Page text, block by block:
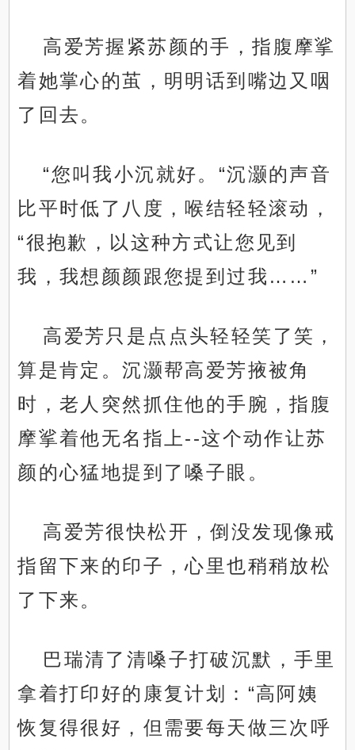
高爱芳握紧苏颜的手，指腹摩挲
着她掌心的茧，明明话到嘴边又咽
了回去。
“您叫我小沉就好。“沉灏的声音
比平时低了八度，喉结轻轻滚动，
“很抱歉，以这种方式让您见到
我，我想颜颜跟您提到过我……”
高爱芳只是点点头轻轻笑了笑，
算是肯定。沉灏帮高爱芳掖被角
时，老人突然抓住他的手腕，指腹
摩挲着他无名指上--这个动作让苏
颜的心猛地提到了嗓子眼。
高爱芳很快松开，倒没发现像戒
指留下来的印子，心里也稍稍放松
了下来。
巴瑞清了清嗓子打破沉默，手里
拿着打印好的康复计划：“高阿姨
恢复得很好，但需要每天做三次呼